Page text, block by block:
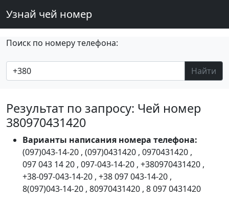
Узнай чей номер
Поиск по номеру телефона:
Найти
Результат по запросу: Чей номер
380970431420
Варианты написания номера телефона:
(097)043-14-20 , (097)0431420 , 0970431420 ,
097 043 14 20 , 097-043-14-20 , +380970431420 ,
+38-097-043-14-20 , +38 097 043-14-20 ,
8(097)043-14-20 , 80970431420 , 8 097 0431420